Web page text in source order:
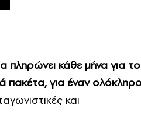
πληρώνει κάθε μήνα για το
πακέτα, για έναν
και